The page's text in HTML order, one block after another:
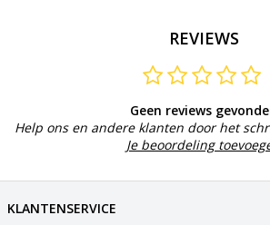
REVIEWS
Geen reviews
Help ons en andere klanten door het
Je beoordeling
KLANTENSERVICE